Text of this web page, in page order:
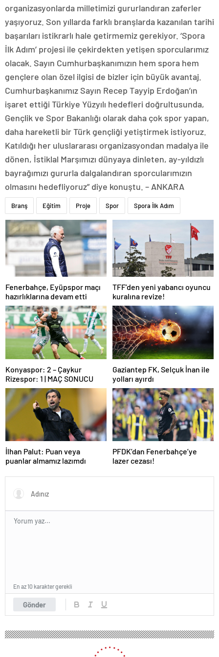
organizasyonlarda milletimizi gururlandıran zaferler
yaşıyoruz. Son yıllarda farklı branşlarda kazanılan tarihi
başarıları istikrarlı hale getirmemiz gerekiyor. ‘Spora
İlk Adım’ projesi ile çekirdekten yetişen sporcularımız
olacak. Sayın Cumhurbaşkanımızın hem spora hem
gençlere olan özel ilgisi de bizler için büyük avantaj.
Cumhurbaşkanımız Sayın Recep Tayyip Erdoğan’ın
işaret ettiği Türkiye Yüzyılı hedefleri doğrultusunda,
Gençlik ve Spor Bakanlığı olarak daha çok spor yapan,
daha hareketli bir Türk gençliği yetiştirmek istiyoruz.
Katıldığı her uluslararası organizasyondan madalya ile
dönen, İstiklal Marşımızı dünyaya dinleten, ay-yıldızlı
bayrağımızı gururla dalgalandıran sporcularımızın
olmasını hedefliyoruz” diye konuştu. – ANKARA
Branş Eğitim Proje Spor Spora İlk Adım
Fenerbahçe, Eyüpspor maçı
hazırlıklarına devam etti
TFF’den yeni yabancı oyuncu
kuralına revize!
Konyaspor: 2 – Çaykur
Rizespor: 1 | MAÇ SONUCU
Gaziantep FK, Selçuk İnan ile
yolları ayırdı
İlhan Palut: Puan veya
puanlar almamız lazımdı
PFDK’dan Fenerbahçe’ye
lazer cezası!
Gönder
En az 10 karakter gerekli